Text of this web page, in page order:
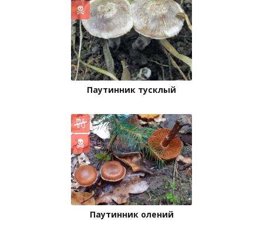
Паутинник тусклый
Паутинник олений